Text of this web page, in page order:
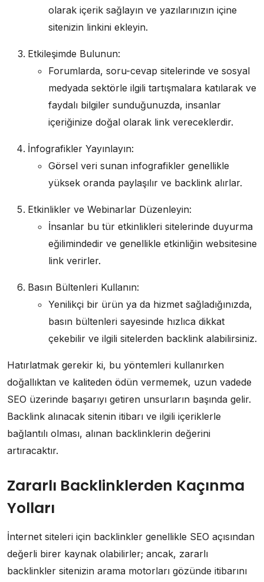
olarak içerik sağlayın ve yazılarınızın içine
sitenizin linkini ekleyin.
Etkileşimde Bulunun:
Forumlarda, soru-cevap sitelerinde ve sosyal
medyada sektörle ilgili tartışmalara katılarak ve
faydalı bilgiler sunduğunuzda, insanlar
içeriğinize doğal olarak link vereceklerdir.
İnfografikler Yayınlayın:
Görsel veri sunan infografikler genellikle
yüksek oranda paylaşılır ve backlink alırlar.
Etkinlikler ve Webinarlar Düzenleyin:
İnsanlar bu tür etkinlikleri sitelerinde duyurma
eğilimindedir ve genellikle etkinliğin websitesine
link verirler.
Basın Bültenleri Kullanın:
Yenilikçi bir ürün ya da hizmet sağladığınızda,
basın bültenleri sayesinde hızlıca dikkat
çekebilir ve ilgili sitelerden backlink alabilirsiniz.
Hatırlatmak gerekir ki, bu yöntemleri kullanırken
doğallıktan ve kaliteden ödün vermemek, uzun vadede
SEO üzerinde başarıyı getiren unsurların başında gelir.
Backlink alınacak sitenin itibarı ve ilgili içeriklerle
bağlantılı olması, alınan backlinklerin değerini
artıracaktır.
Zararlı Backlinklerden Kaçınma
Yolları
İnternet siteleri için backlinkler genellikle SEO açısından
değerli birer kaynak olabilirler; ancak, zararlı
backlinkler sitenizin arama motorları gözünde itibarını